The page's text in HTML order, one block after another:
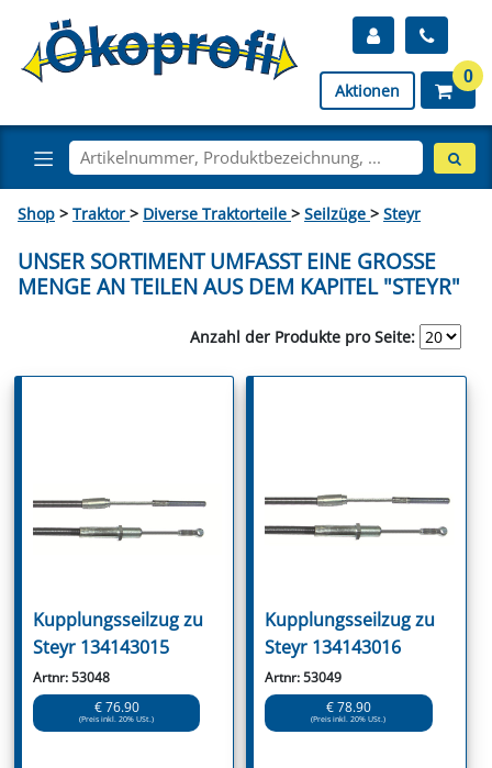
Aktionen
0
Shop > Traktor > Diverse Traktorteile > Seilzüge > Steyr
UNSER SORTIMENT UMFASST EINE GROSSE M
ENGE AN TEILEN AUS DEM KAPITEL "STEYR"
Anzahl der Produkte pro Seite:
Kupplungsseilzug zu
Steyr 134143015
Artnr: 53048
€ 76.90
(Preis inkl. 20% USt.)
Kupplungsseilzug zu
Steyr 134143016
Artnr: 53049
€ 78.90
(Preis inkl. 20% USt.)